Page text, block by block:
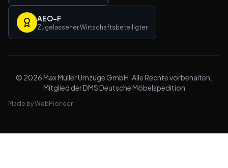
AEO-F
Zugelassener Wirtschaftsbeteiligter
© 2026Max Müller Umzüge GmbH Alle Rechte vorbehalten.
Mitglied der DMS Deutsche Möbelspedition
Made byWebPioneer